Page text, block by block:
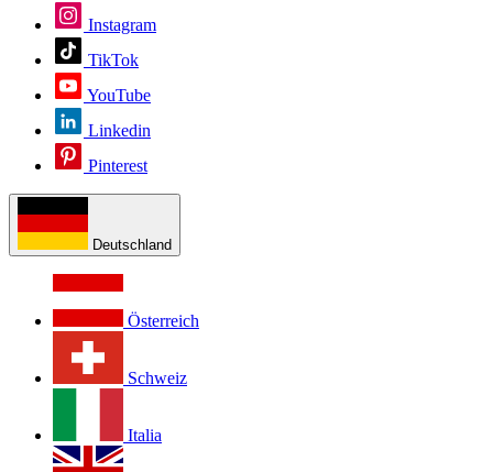
Instagram
TikTok
YouTube
Linkedin
Pinterest
Deutschland
Österreich
Schweiz
Italia